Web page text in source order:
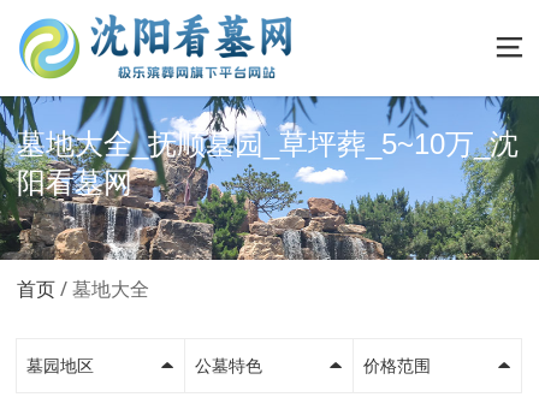
墓地大全_抚顺墓园_草坪葬_5~10万_沈
阳看墓网
首页 墓地大全
墓园地区 公墓特色 价格范围